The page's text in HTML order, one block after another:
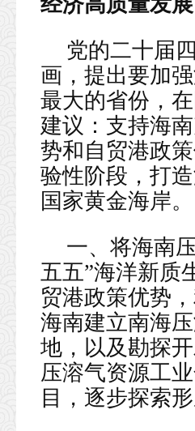
党的二十届
画，提出要加
最大的省份，
建议：支持海
势和自贸港政
验性阶段，打
国家黄金海岸。
一、将海南
五五”海洋新质
贸港政策优势
海南建立南海
地，以及勘探
压溶气资源工
目，逐步探索